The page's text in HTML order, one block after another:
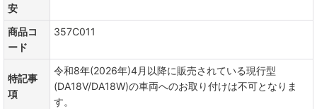
安
商品コ
ード
357C011
特記事
項
令和8年(2026年)4月以降に販売されている現行型
(DA18V/DA18W)の車両へのお取り付けは不可となりま
す。